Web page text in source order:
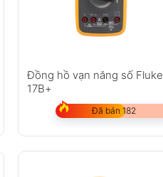
Đồng hồ vạn năng số Fluke
17B+
Đã bán 182